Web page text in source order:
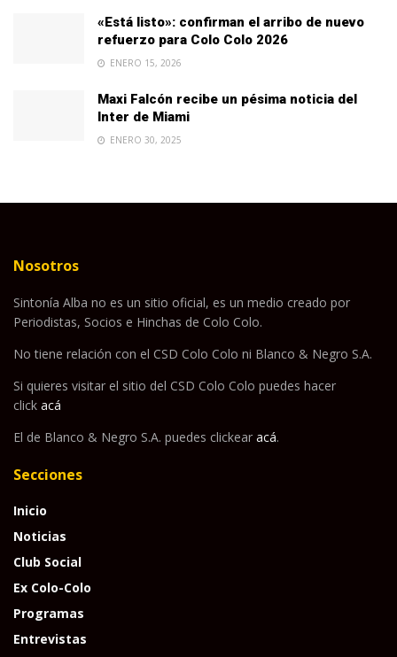
«Está listo»: confirman el arribo de nuevo
refuerzo para Colo Colo 2026
ENERO 15, 2026
Maxi Falcón recibe un pésima noticia del
Inter de Miami
ENERO 30, 2025
Nosotros
Sintonía Alba no es un sitio oficial, es un medio creado por
Periodistas, Socios e Hinchas de Colo Colo.
No tiene relación con el CSD Colo Colo ni Blanco & Negro S.A.
Si quieres visitar el sitio del CSD Colo Colo puedes hacer
click acá
El de Blanco & Negro S.A. puedes clickear acá.
Secciones
Inicio
Noticias
Club Social
Ex Colo-Colo
Programas
Entrevistas